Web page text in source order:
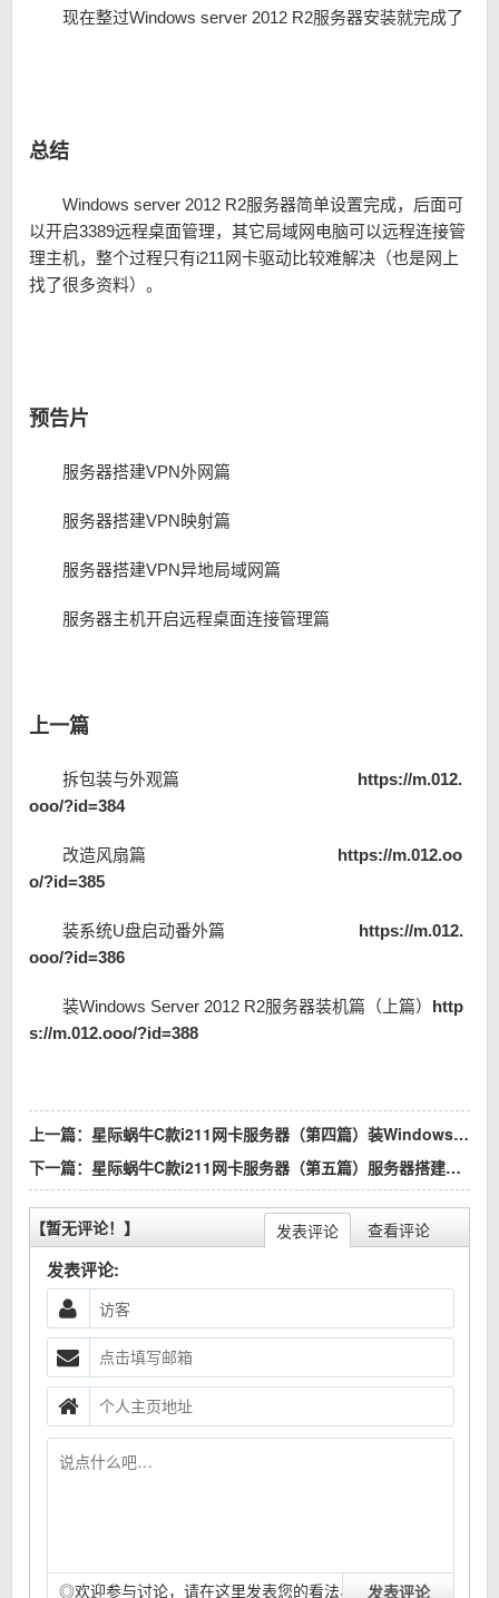
现在整过Windows server 2012 R2服务器安装就完成了
总结
Windows server 2012 R2服务器简单设置完成，后面可
以开启3389远程桌面管理，其它局域网电脑可以远程连接管
理主机，整个过程只有i211网卡驱动比较难解决（也是网上
找了很多资料）。
预告片
服务器搭建VPN外网篇
服务器搭建VPN映射篇
服务器搭建VPN异地局域网篇
服务器主机开启远程桌面连接管理篇
上一篇
拆包装与外观篇 https://m.012.
ooo/?id=384
改造风扇篇 https://m.012.oo
o/?id=385
装系统U盘启动番外篇 https://m.012.
ooo/?id=386
装Windows Server 2012 R2服务器装机篇（上篇） http
s://m.012.ooo/?id=388
上一篇： 星际蜗牛C款i211网卡服务器（第四篇）装Windows Server 2012 R2服务器装机篇（上篇）
下一篇： 星际蜗牛C款i211网卡服务器（第五篇）服务器搭建VPN外网篇
发表评论 查看评论
【暂无评论！】
发表评论:
◎欢迎参与讨论，请在这里发表您的看法、交流您的观